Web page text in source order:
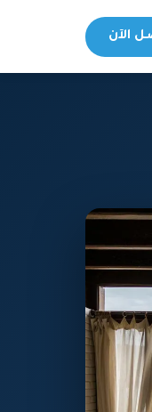
الآن